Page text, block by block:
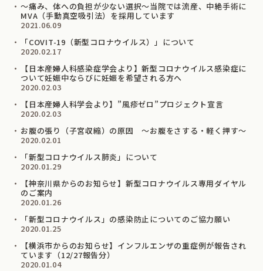
～痛み、体への負担が少ない選択～当院では流産、中絶手術に
MVA（手動真空吸引法）を採用しています
2021.06.09
「COVIT-19（新型コロナウイルス）」について
2020.02.17
【日本産婦人科感染症学会より】新型コロナウイルス感染症に
ついて妊娠中ならびに妊娠を希望される⽅へ
2020.02.03
【日本産婦人科学会より】”風疹ゼロ”プロジェクト宣言
2020.02.03
お腹の張り（子宮収縮）の原因 ～お腹をさする・軽く押す～
2020.02.01
「新型コロナウイルス肺炎」について
2020.01.29
【神奈川県からのお知らせ】新型コロナウイルス専用ダイヤル
のご案内
2020.01.26
「新型コロナウイルス」の感染防止についてのご協力願い
2020.01.25
【横浜市からのお知らせ】インフルエンザの重症例が報告され
ています（12/27報告分）
2020.01.04